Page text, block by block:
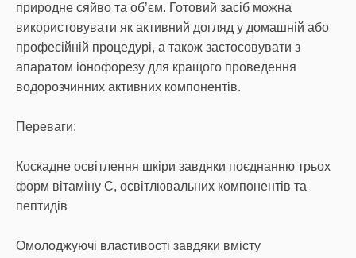
природне сяйво та об’єм. Готовий засіб можна
використовувати як активний догляд у домашній або
професійній процедурі, а також застосовувати з
апаратом іонофорезу для кращого проведення
водорозчинних активних компонентів.
Переваги:
Коскадне освітлення шкіри завдяки поєднанню трьох
форм вітаміну С, освітлювальних компонентів та
пептидів
Омолоджуючі властивості завдяки вмісту